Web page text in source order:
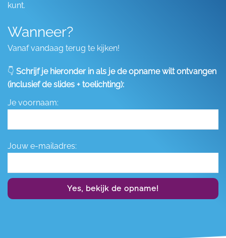
kunt.
Wanneer?
Vanaf vandaag terug te kijken!
👇 Schrijf je hieronder in als je de opname wilt ontvangen
(inclusief de slides + toelichting):
Je voornaam:
Jouw e-mailadres:
Yes, bekijk de opname!